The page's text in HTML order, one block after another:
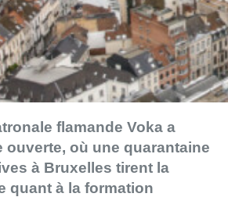
flamande Voka a
ouverte, où une quarantaine
à Bruxelles tirent la
quant à la formation